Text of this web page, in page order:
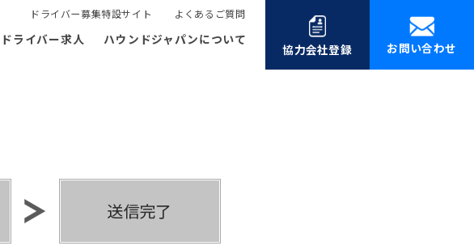
ドライバー募集特設サイト よくあるご質問
ドライバー求人 ハウンドジャパンについて
協力会社登録 お問い合わせ